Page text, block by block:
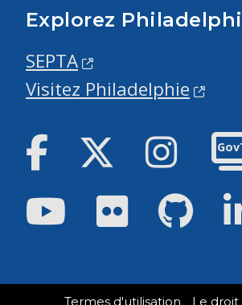
Explorez
SEPTA
Visitez Philadelphie
Facebook Twitter
YoutubeFlickr
Termes d'utilisation Le droit